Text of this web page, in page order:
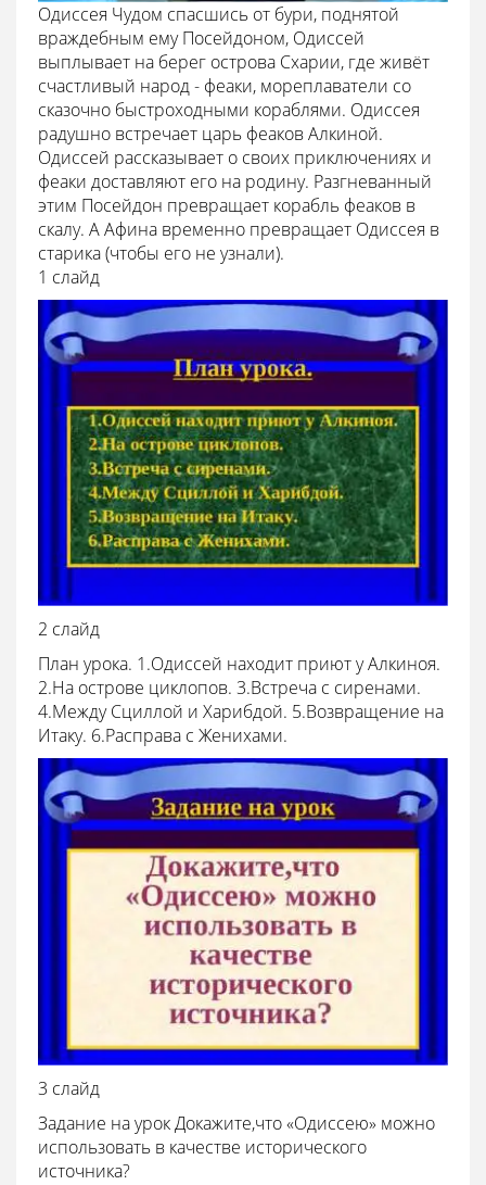
Одиссея Чудом спасшись от бури, поднятой
враждебным ему Посейдоном, Одиссей
выплывает на берег острова Схарии, где живёт
счастливый народ - феаки, мореплаватели со
сказочно быстроходными кораблями. Одиссея
радушно встречает царь феаков Алкиной.
Одиссей рассказывает о своих приключениях и
феаки доставляют его на родину. Разгневанный
этим Посейдон превращает корабль феаков в
скалу. А Афина временно превращает Одиссея в
старика (чтобы его не узнали).
1 слайд
2 слайд
План урока. 1.Одиссей находит приют у Алкиноя.
2.На острове циклопов. 3.Встреча с сиренами.
4.Между Сциллой и Харибдой. 5.Возвращение на
Итаку. 6.Расправа с Женихами.
3 слайд
Задание на урок Докажите,что «Одиссею» можно
использовать в качестве исторического
источника?